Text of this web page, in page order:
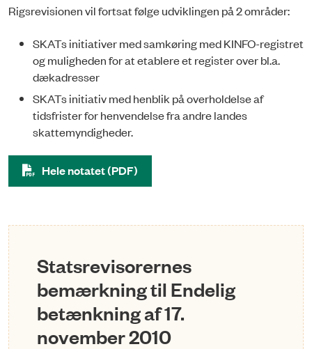
Rigsrevisionen vil fortsat følge udviklingen på 2 områder:
SKATs initiativer med samkøring med KINFO-registret
og muligheden for at etablere et register over bl.a.
dækadresser
SKATs initiativ med henblik på overholdelse af
tidsfrister for henvendelse fra andre landes
skattemyndigheder.
Hele notatet (PDF)
Statsrevisorernes
bemærkning til Endelig
betænkning af 17.
november 2010